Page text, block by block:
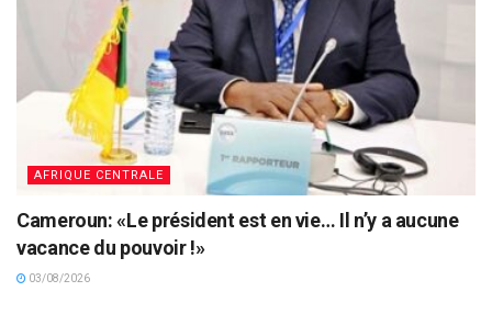
AFRIQUE CENTRALE
Cameroun: «Le président est en vie… Il n’y a aucune
vacance du pouvoir !»
03/08/2026